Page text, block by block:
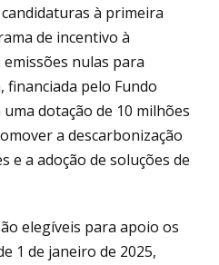
à primeira
de incentivo à
nulas para
financiada pelo Fundo
dotação de 10 milhões
a descarbonização
e a adoção de soluções de
elegíveis para apoio os
1 de janeiro de 2025,